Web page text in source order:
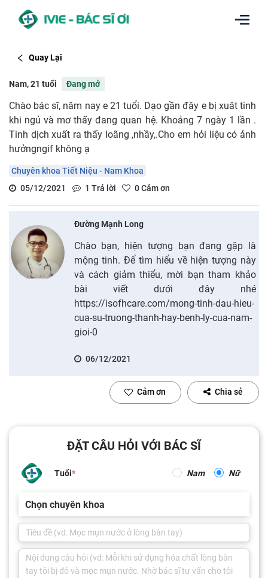
Quay Lại
Nam, 21 tuổi Đang mở
Chào bác sĩ, năm nay e 21 tuổi. Dạo gần đây e bị xuât tinh
khi ngủ và mơ thấy đang quan hệ. Khoảng 7 ngày 1 lần .
Tinh dịch xuất ra thấy loãng ,nhầy,.Cho em hỏi liệu có ảnh
hưởngngif không ạ
Chuyên khoa Tiết Niệu - Nam Khoa
05/12/2021
1 Trả lời 0Cảm ơn
Đường Mạnh Long
Chào bạn, hiện tượng bạn đang gặp là
mộng tinh. Để tìm hiểu về hiện tượng này
và cách giảm thiểu, mời bạn tham khảo
bài viết dưới đây nhé
https://isofhcare.com/mong-tinh-dau-hieu-
cua-su-truong-thanh-hay-benh-ly-cua-nam-
gioi-0
06/12/2021
Cảm ơn Chia sẻ
ĐẶT CÂU HỎI VỚI BÁC SĨ
Tuổi Nam Nữ
Chọn chuyên khoa